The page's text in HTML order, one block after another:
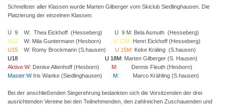
Schnellster aller Klassen wurde Marten Gilberger vom Skiclub Siedlinghausen. Die
Platzierung der einzelnen Klassen:
U 9 W: Thea Eickhoff (Hesseberg) U 9 M: Bela Asmuth (Hesseberg)
U12
W: Mila Guntermann (Hesborn) U 12M: Henri Eickhoff (Hesseberg)
U15 W: Romy Brockmann (S.hausen) U 15M: Keke Kräling (S.hausen)
U18
U 18M: Marten Gilberger (S. Hausen)
Aktive:W: Denise Altenhoff (Hesborn) M: Dennis Fleuth (Hesborn)
Master:WIris Wanke (Siedlinghausen) M: Marco Krähling (S.hausen)
Bei der anschließenden Siegerehrung bedankten sich die Vorsitzenden der drei
ausrichtenden Vereine bei den Teilnehmenden, den zahlreichen Zuschauenden und